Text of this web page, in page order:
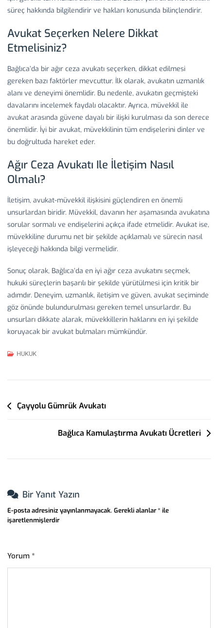
süreç hakkında bilgilendirir ve hakları konusunda bilinçlendirir.
Avukat Seçerken Nelere Dikkat
Etmelisiniz?
Bağlıca’da bir ağır ceza avukatı seçerken, dikkat edilmesi
gereken bazı faktörler mevcuttur. İlk olarak, avukatın uzmanlık
alanı ve deneyimi önemlidir. Bu nedenle, avukatın geçmişteki
davalarını incelemek faydalı olacaktır. Ayrıca, müvekkil ile
avukat arasında güvene dayalı bir ilişki kurulması da son derece
önemlidir. İyi bir avukat, müvekkilinin tüm endişelerini dinler ve
bu doğrultuda hareket eder.
Ağır Ceza Avukatı Ile İletişim Nasıl
Olmalı?
İletişim, avukat-müvekkil ilişkisini güçlendiren en önemli
unsurlardan biridir. Müvekkil, davanın her aşamasında avukatına
sorular sormalı ve endişelerini açıkça ifade etmelidir. Avukat ise,
müvekkiline durumu net bir şekilde açıklamalı ve sürecin nasıl
işleyeceği hakkında bilgi vermelidir.
Sonuç olarak, Bağlıca’da en iyi ağır ceza avukatını seçmek,
hukuki süreçlerin başarılı bir şekilde yürütülmesi için kritik bir
adımdır. Deneyim, uzmanlık, iletişim ve güven, avukat seçiminde
göz önünde bulundurulması gereken temel unsurlardır. Bu
unsurları dikkate alarak, müvekkillerin haklarını en iyi şekilde
koruyacak bir avukat bulmaları mümkündür.
HUKUK
YazıÇayyolu Gümrük Avukatı
Bağlıca Kamulaştırma Avukatı Ücretleri
Bir Yanıt Yazın
E-posta adresiniz yayınlanmayacak. Gerekli alanlar* ile
işaretlenmişlerdir
Yorum *